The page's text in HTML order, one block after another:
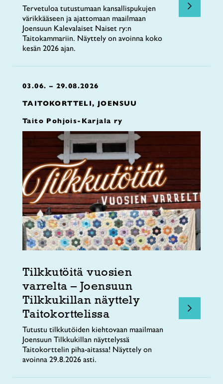
Tervetuloa tutustumaan kansallispukujen
värikkääseen ja ajattomaan maailmaan
Joensuun Kalevalaiset Naiset ry:n
Taitokammariin. Näyttely on avoinna koko
kesän 2026 ajan.
03.06. – 29.08.2026
TAITOKORTTELI, JOENSUU
Taito Pohjois-Karjala ry
Tilkkutöitä vuosien
varrelta – Joensuun
Tilkkukillan näyttely
Taitokorttelissa
Tutustu tilkkutöiden kiehtovaan maailmaan
Joensuun Tilkkukillan näyttelyssä
Taitokorttelin piha-aitassa! Näyttely on
avoinna 29.8.2026 asti.